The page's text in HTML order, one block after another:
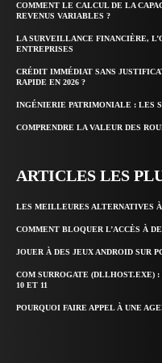
COMMENT LE CALCUL DE LA
REVENUS VARIABLES ?
LA SURVEILLANCE FINANCIÈRE,
ENTREPRISES
CRÉDIT IMMÉDIAT SANS
RAPIDE EN 2026 ?
INGÉNIERIE PATRIMONIALE : LES
COMPRENDRE LA VALEUR DES
ARTICLES LES
LES MEILLEURES ALTERNATIVES
COMMENT BLOQUER L’ACCÈS À
JOUER À DES JEUX ANDROID SUR
COM SURROGATE (DLLHOST.EXE)
10 ET 11
POURQUOI FAIRE APPEL À UNE